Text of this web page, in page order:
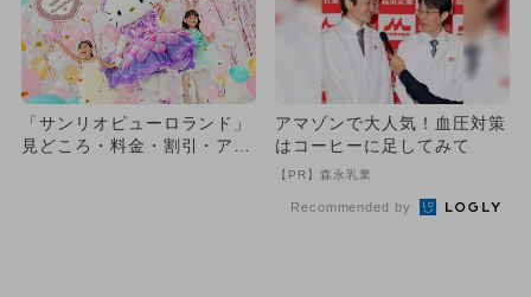
「サンリオピューロランド」
見どころ・料金・割引・アク
アマゾンで大人気！血圧対策
はコーヒーに足してみて
【PR】森永乳業
Recommended by